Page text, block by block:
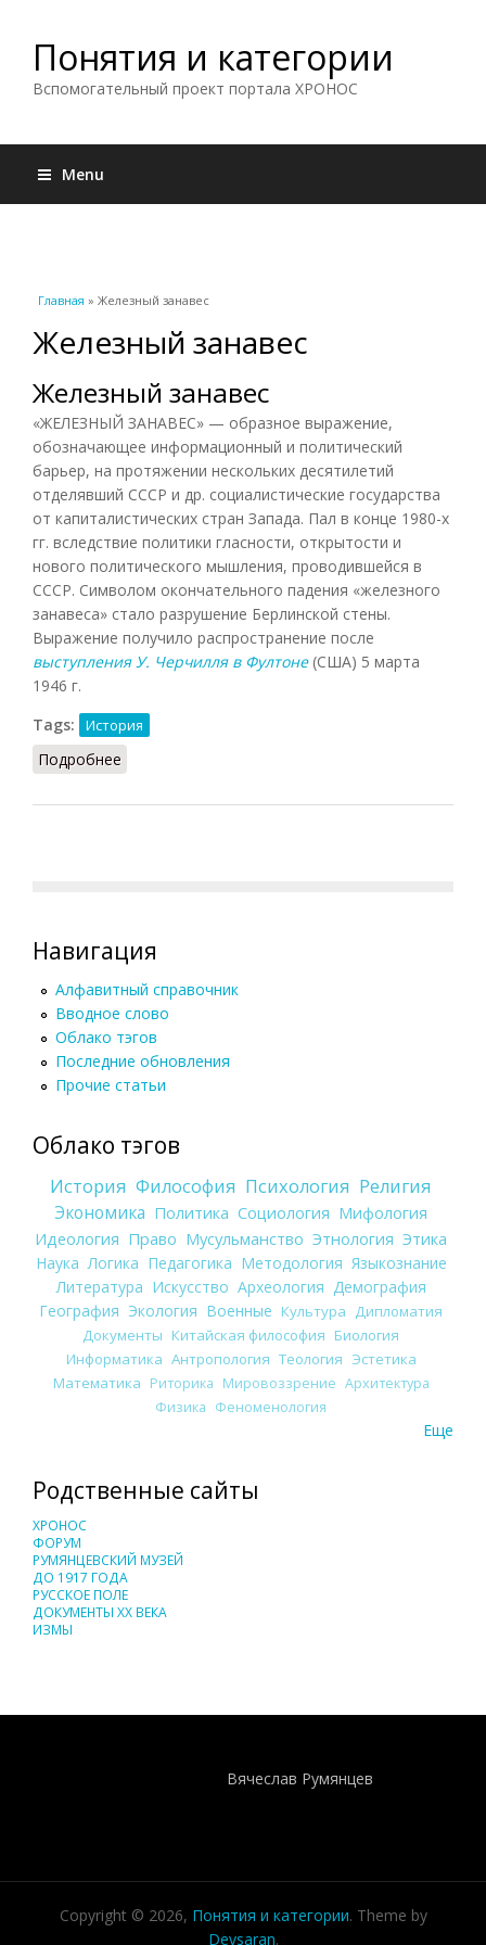
Понятия и категории
Вспомогательный проект портала ХРОНОС
Menu
Вы здесь
Главная » Железный занавес
Железный занавес
Железный занавес
«ЖЕЛЕЗНЫЙ ЗАНАВЕС» — образное выражение,
обозначающее информационный и политический
барьер, на протяжении нескольких десятилетий
отделявший СССР и др. социалистические государства
от капиталистических стран Запада. Пал в конце 1980-х
гг. вследствие политики гласности, открытости и
нового политического мышления, проводившейся в
СССР. Символом окончательного падения «железного
занавеса» стало разрушение Берлинской стены.
Выражение получило распространение после
выступления У. Черчилля в Фултоне(США) 5 марта
1946 г.
Tags:
История
Подробнее
Навигация
Алфавитный справочник
Вводное слово
Облако тэгов
Последние обновления
Прочие статьи
Облако тэгов
История Философия Психология Религия
Экономика Политика Социология Мифология
Идеология Право Мусульманство Этнология Этика
Наука Логика Педагогика Методология Языкознание
Литература Искусство Археология Демография
География Экология Военные Культура
Дипломатия
Документы Китайская философия Биология
Информатика Антропология Теология Эстетика
Математика Риторика Мировоззрение Архитектура
Физика Феноменология
Еще
Родственные сайты
ХРОНОС
ФОРУМ
РУМЯНЦЕВСКИЙ МУЗЕЙ
ДО 1917 ГОДА
РУССКОЕ ПОЛЕ
ДОКУМЕНТЫ XX ВЕКА
ИЗМЫ
Вячеслав Румянцев
Copyright © 2026, Понятия и категории. Theme by
Devsaran.